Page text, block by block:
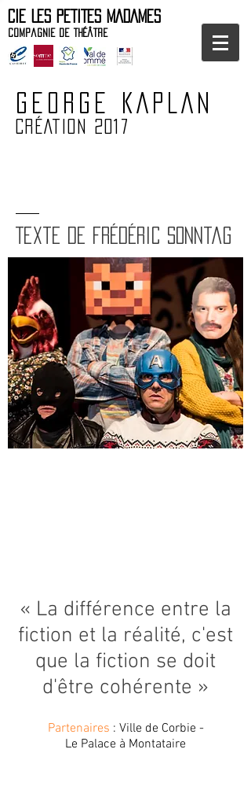
CIE LES PETITES MADAMES
Compagnie de théâtre
GEORGE KAPLAN
CRÉATION 2017
Texte de Frédéric Sonntag
« La différence entre la
fiction et la réalité, c'est
que la fiction se doit
d'être cohérente »
Partenaires : Ville de Corbie -
Le Palace à Montataire